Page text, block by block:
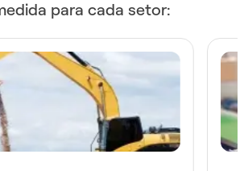
para cada setor: